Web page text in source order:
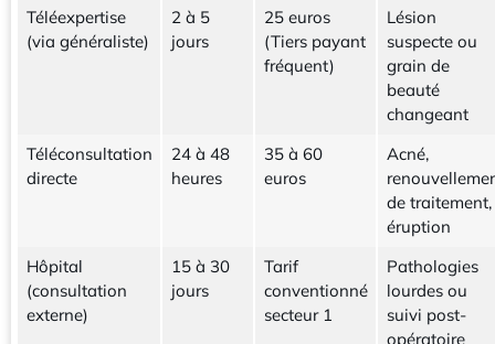
Téléexpertise
(via généraliste)
2 à 5
jours
25 euros
(Tiers payant
fréquent)
Lésion
suspecte ou
grain de
beauté
changeant
Téléconsultation
directe
24 à 48
heures
35 à 60
euros
Acné,
de traitement,
éruption
Hôpital
(consultation
externe)
15 à 30
jours
Tarif
conventionné
secteur 1
Pathologies
lourdes ou
suivi post-
opératoire